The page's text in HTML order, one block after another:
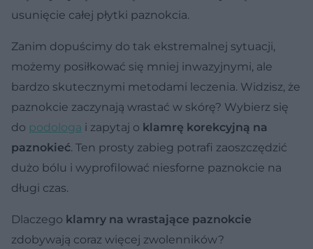
usunięcie całej płytki paznokcia.
Zanim dopuścimy do tak ekstremalnej sytuacji,
możemy posiłkować się mniej inwazyjnymi, ale
bardzo skutecznymi metodami leczenia. Widzisz, że
paznokcie zaczynają wrastać w skórę? Wybierz się
do podologa i zapytaj o klamrę korekcyjną na
paznokieć. Ten prosty zabieg potrafi zaoszczędzić
dużo bólu i wyprofilować niesforne paznokcie na
długi czas.
Dlaczego klamry na wrastające paznokcie
zdobywają coraz więcej zwolenników?